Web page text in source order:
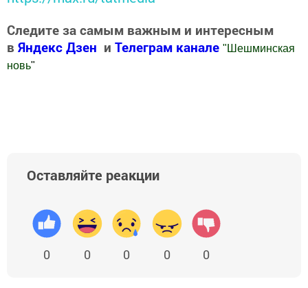
Следите за самым важным и интересным
в Яндекс Дзен и Телеграм канале " Шешминская
новь"
Оставляйте реакции
0 0 0 0 0